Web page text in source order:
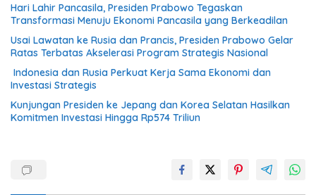
Hari Lahir Pancasila, Presiden Prabowo Tegaskan
Transformasi Menuju Ekonomi Pancasila yang Berkeadilan
Usai Lawatan ke Rusia dan Prancis, Presiden Prabowo Gelar
Ratas Terbatas Akselerasi Program Strategis Nasional
Indonesia dan Rusia Perkuat Kerja Sama Ekonomi dan
Investasi Strategis
Kunjungan Presiden ke Jepang dan Korea Selatan Hasilkan
Komitmen Investasi Hingga Rp574 Triliun